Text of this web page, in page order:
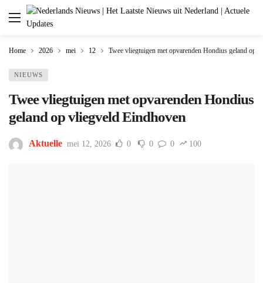
Home 2026 mei 12 Twee vliegtuigen met opvarenden Hondius geland op
NIEUWS
Twee vliegtuigen met opvarenden Hondius
geland op vliegveld Eindhoven
Aktuelle mei 12, 2026 0 0 0 100